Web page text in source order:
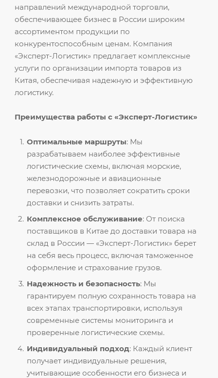
направлений международной торговли,
обеспечивающее бизнес в России широким
ассортиментом продукции по
конкурентоспособным ценам. Компания
«Эксперт-Логистик» предлагает комплексные
услуги по организации импорта товаров из
Китая, обеспечивая надежную и эффективную
логистику.
Преимущества работы с «Эксперт-Логистик»
Оптимальные маршруты: Мы
разрабатываем наиболее эффективные
логистические схемы, включая морские,
железнодорожные и авиационные
перевозки, что позволяет сократить сроки
доставки и снизить затраты.
Комплексное обслуживание: От поиска
поставщиков в Китае до доставки товара на
склад в России — «Эксперт-Логистик» берет
на себя весь процесс, включая таможенное
оформление и страхование грузов.
Надежность и безопасность: Мы
гарантируем полную сохранность товара на
всех этапах транспортировки, используя
современные системы мониторинга и
проверенные логистические схемы.
Индивидуальный подход: Каждый клиент
получает индивидуальные решения,
учитывающие особенности его бизнеса и